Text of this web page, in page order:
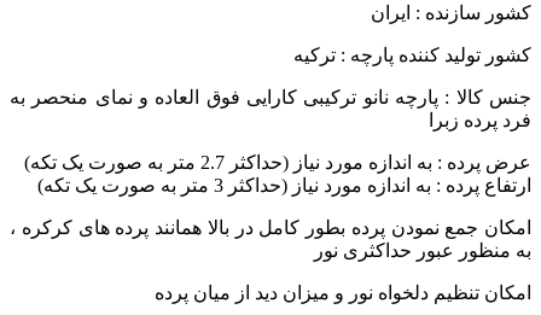
کشور سازنده : ایران
کشور تولید کننده پارچه : ترکیه
جنس کالا : پارچه نانو ترکیبی کارایی فوق العاده و نمای منحصر به
فرد پرده زبرا
عرض پرده : به اندازه مورد نیاز (حداکثر 2.7 متر به صورت یک تکه)
ارتفاع پرده : به اندازه مورد نیاز (حداکثر 3 متر به صورت یک تکه)
امکان جمع نمودن پرده بطور کامل در بالا همانند پرده های کرکره ،
به منظور عبور حداکثری نور
امکان تنظیم دلخواه نور و میزان دید از میان پرده